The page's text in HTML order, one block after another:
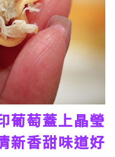
葡萄蓋上晶瑩
新香甜味道好